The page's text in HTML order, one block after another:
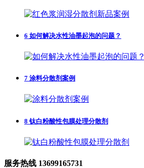
6 如何解决水性油墨起泡的问题？
7 涂料分散剂案例
8 钛白粉酸性包膜处理分散剂
服务热线 13699165731